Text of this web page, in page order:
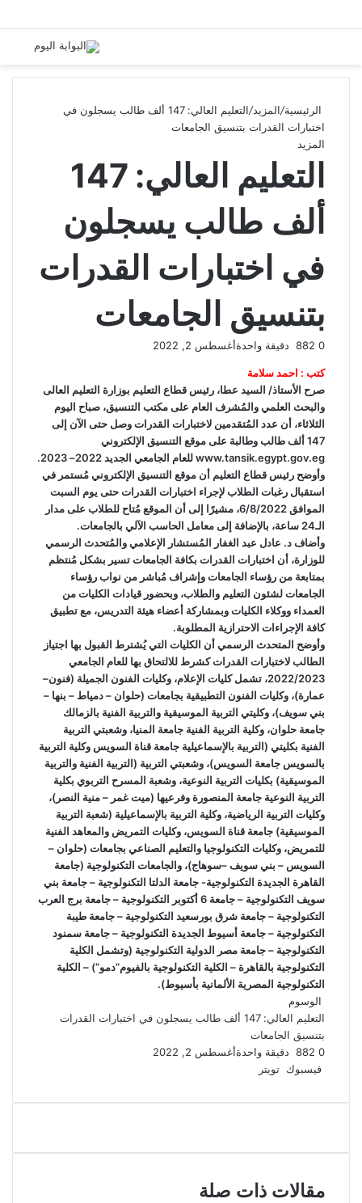
الرئيسية/المزيد/
التعليم العالي: 147 ألف طالب يسجلون في
اختبارات القدرات بتنسيق الجامعات
المزيد
التعليم العالي: 147
ألف طالب يسجلون
في اختبارات القدرات
بتنسيق الجامعات
أغسطس 2, 2022 0 دقيقة واحدة
كتب : احمد سلامة
صرح الأستاذ/ السيد عطا، رئيس قطاع التعليم بوزارة التعليم العالى
والبحث العلمي والمُشرف العام على مكتب التنسيق، صباح اليوم
الثلاثاء، أن عدد المُتقدمين لاختبارات القدرات وصل حتى الآن إلى
147 ألف طالب وطالبة على موقع التنسيق الإلكتروني
www.tansik.egypt.gov.egللعام الجامعي الجديد 2022– 2023.
وأوضح رئيس قطاع التعليم أن موقع التنسيق الإلكتروني مُستمر في
استقبال رغبات الطلاب لإجراء اختبارات القدرات حتى يوم السبت
الموافق 6/8/2022، مشيرًا إلى أن الموقع مُتاح للطلاب على مدار
الـ24 ساعة، بالإضافة إلى معامل الحاسب الآلي بالجامعات.
وأضاف د. عادل عبد الغفار المُستشار الإعلامي والمُتحدث الرسمي
للوزارة، أن اختبارات القدرات بكافة الجامعات تسير بشكل مُنتظم
بمتابعة من رؤساء الجامعات وإشراف مُباشر من نواب رؤساء
الجامعات لشئون التعليم والطلاب، وبحضور قيادات الكليات من
العمداء ووكلاء الكليات وبمشاركة أعضاء هيئة التدريس، مع تطبيق
كافة الإجراءات الاحترازية المطلوبة.
وأوضح المتحدث الرسمي أن الكليات التي يُشترط القبول بها اجتياز
الطالب لاختبارات القدرات كشرط للالتحاق بها للعام الجامعي
2022/2023، تشمل كليات الإعلام، وكليات الفنون الجميلة (فنون–
عمارة)، وكليات الفنون التطبيقية بجامعات (حلوان – دمياط – بنها –
بني سويف)، وكليتي التربية الموسيقية والتربية الفنية بالزمالك
جامعة حلوان، وكلية التربية الفنية جامعة المنيا، وشعبتي التربية
الفنية بكليتي (التربية بالإسماعيلية جامعة قناة السويس وكلية التربية
بالسويس جامعة السويس)، وشعبتي التربية (التربية الفنية والتربية
الموسيقية) بكليات التربية النوعية، وشعبة المسرح التربوي بكلية
التربية النوعية جامعة المنصورة وفرعيها (ميت غمر – منية النصر)،
وكليات التربية الرياضية، وكلية التربية بالإسماعيلية (شعبة التربية
الموسيقية) جامعة قناة السويس، وكليات التمريض والمعاهد الفنية
للتمريض، وكليات التكنولوجيا والتعليم الصناعي بجامعات (حلوان –
السويس – بني سويف –سوهاج)، والجامعات التكنولوجية (جامعة
القاهرة الجديدة التكنولوجية- جامعة الدلتا التكنولوجية – جامعة بني
سويف التكنولوجية – جامعة 6 أكتوبر التكنولوجية – جامعة برج العرب
التكنولوجية – جامعة شرق بورسعيد التكنولوجية – جامعة طيبة
التكنولوجية – جامعة أسيوط الجديدة التكنولوجية – جامعة سمنود
التكنولوجية – جامعة مصر الدولية التكنولوجية (وتشمل الكلية
التكنولوجية بالقاهرة – الكلية التكنولوجية بالفيوم”دمو”) – الكلية
التكنولوجية المصرية الألمانية بأسيوط).
الوسوم
التعليم العالي: 147 ألف طالب يسجلون في اختبارات القدرات
بتنسيق الجامعات
أغسطس 2, 2022
0
دقيقة واحدة
فيسبوك تويتر
البريد
مقالات ذات صلة